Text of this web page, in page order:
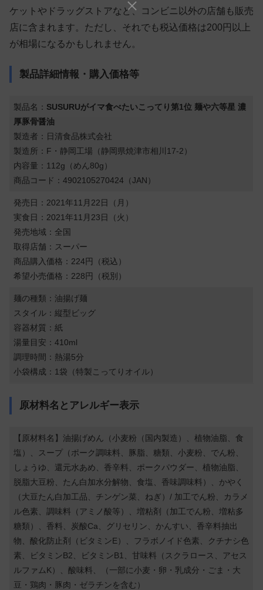
ケットやドラッグストアなど、コンビニ以外の店舗も販売
店に含まれます。ただし、それでも税込価格は200円以上
が相場になるかもしれません。
製品詳細情報・購入価格等
製品名： SUSURUがイマ食べたいこってり第1位 麺や六等星 濃
厚豚骨醤油
製造者：日清食品株式会社
製造所：F・静岡工場（静岡県焼津市相川17-2）
内容量：112g（めん80g）
商品コード：4902105270424（JAN）
発売日：2021年11月22日（月）
実食日：2021年11月23日（火）
発売地域：全国
取得店舗：スーパー
商品購入価格：224円（税込）
希望小売価格：228円（税別）
麺の種類：油揚げ麺
スタイル：縦型ビッグ
容器材質：紙
湯量目安：410ml
調理時間：熱湯5分
小袋構成：1袋（特製こってりオイル）
原材料名とアレルギー表示
【原材料名】油揚げめん（小麦粉（国内製造）、植物油脂、食
塩）、スープ（ポーク調味料、豚脂、糖類、小麦粉、でん粉、
しょうゆ、還元水あめ、香辛料、ポークパウダー、植物油脂、
脱脂大豆粉、たん白加水分解物、食塩、香味調味料）、かやく
（大豆たん白加工品、チンゲン菜、ねぎ）/ 加工でん粉、カラメ
ル色素、調味料（アミノ酸等）、増粘剤（加工でん粉、増粘多
糖類）、香料、炭酸Ca、グリセリン、かんすい、香辛料抽出
物、酸化防止剤（ビタミンE）、フラボノイド色素、クチナシ色
素、ビタミンB2、ビタミンB1、甘味料（スクラロース、アセス
ルファムK）、酸味料、（一部に小麦・卵・乳成分・ごま・大
豆・鶏肉・豚肉・ゼラチンを含む）